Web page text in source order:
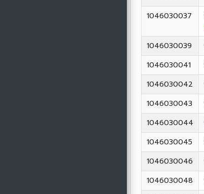
1046030037
1046030039
1046030041
1046030042
1046030043
1046030044
1046030045
1046030046
1046030048